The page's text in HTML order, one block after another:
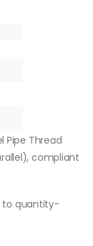
Pipe Thread
compliant
to quantity-